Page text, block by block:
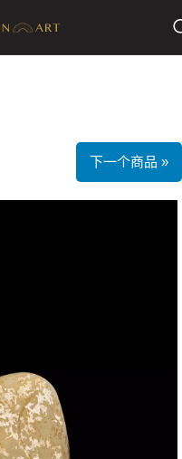
下一个商品 »